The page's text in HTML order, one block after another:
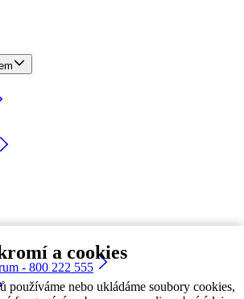
a cookies
používáme nebo ukládáme soubory cookies,
- 800 222 555